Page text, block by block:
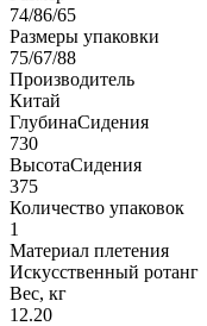
74/86/65
Размеры упаковки
75/67/88
Производитель
Китай
ГлубинаСидения
730
ВысотаСидения
375
Количество упаковок
1
Материал плетения
Искусственный ротанг
Вес, кг
12.20